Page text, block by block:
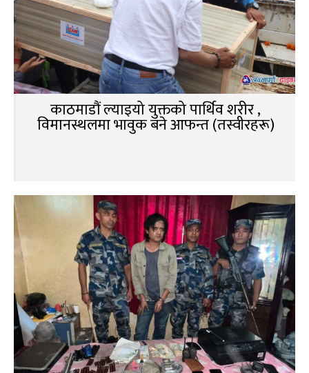
काठमाडौं ल्याइयो युक्तको पार्थिव शरीर ,
विमानस्थलमा भावुक बने आफन्त (तस्वीरहरू)